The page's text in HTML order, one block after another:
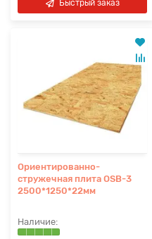
Быстрый заказ
Ориентированно-
стружечная плита OSB-3
2500*1250*22мм